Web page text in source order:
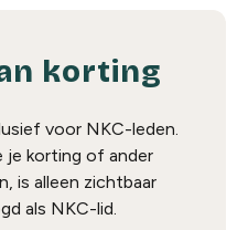
korting
voor NKC-leden.
je korting of ander
is alleen zichtbaar
als NKC-lid.